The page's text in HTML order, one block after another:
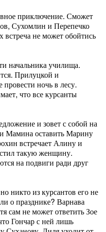
приключение. Сможет
Сухомлин и Перепечко
встреча не может обойтись
начальника училища.
Прилуцкой и
ночь в лесу.
что все курсанты
и зовет с собой на
Мамина оставить Марину
встречает Алину и
такую женщину.
на подвиги ради друг
никто из курсантов его не
о празднике? Варнава
сам не может ответить Зое
Гончар с ней лишь